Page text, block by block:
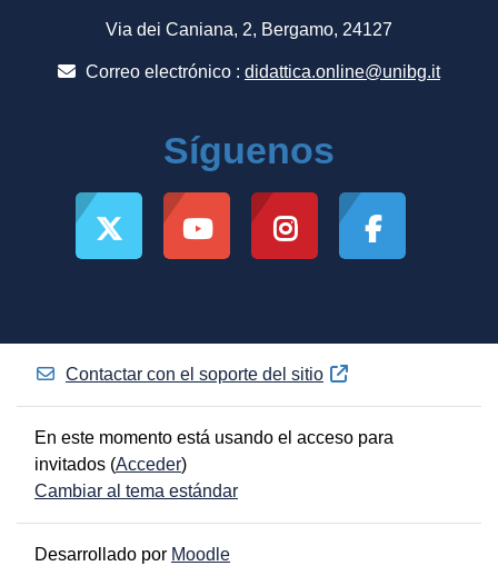
Via dei Caniana, 2, Bergamo, 24127
Correo electrónico : didattica.online@unibg.it
Síguenos
Contactar con el soporte del sitio
En este momento está usando el acceso para
invitados (Acceder)
Cambiar al tema estándar
Desarrollado por Moodle